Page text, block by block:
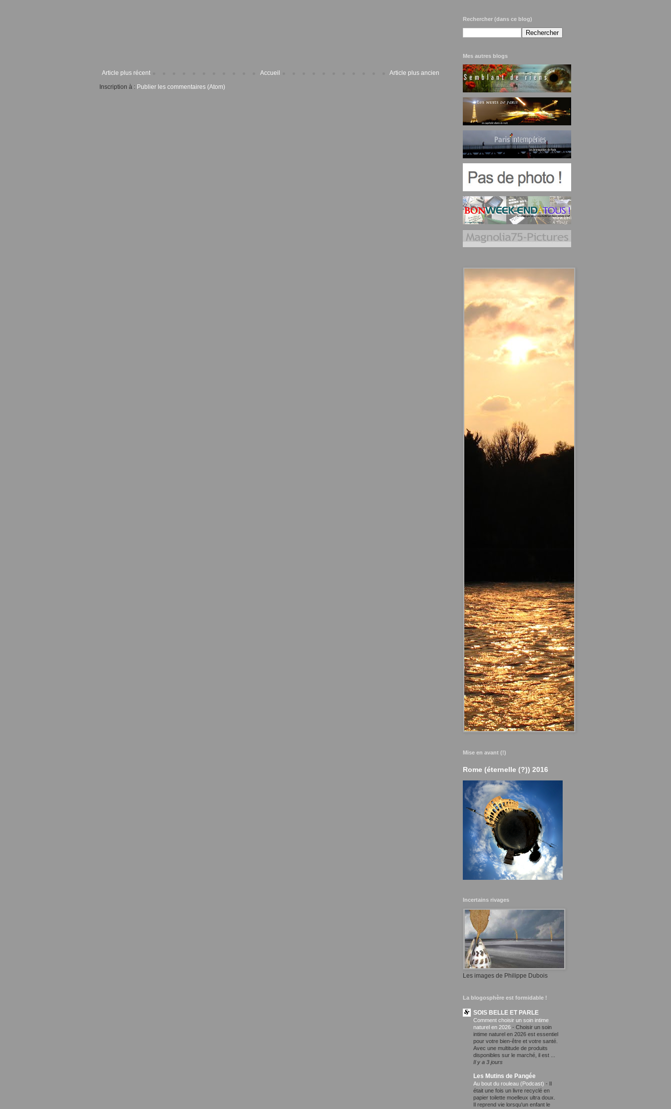
Article plus récent Article plus ancien
Accueil
Inscription à : Publier les commentaires (Atom)
Rechercher (dans ce blog)
Mes autres blogs
Mise en avant (!)
Rome (éternelle (?)) 2016
Incertains rivages
Les images de Philippe Dubois
La blogosphère est formidable !
SOIS BELLE ET PARLE
Comment choisir un soin intime
naturel en 2026 - Choisir un soin
intime naturel en 2026 est essentiel
pour votre bien-être et votre santé.
Avec une multitude de produits
disponibles sur le marché, il est ...
Il y a 3 jours
Les Mutins de Pangée
Au bout du rouleau (Podcast) - Il
était une fois un livre recyclé en
papier toilette moelleux ultra doux.
Il reprend vie lorsqu'un enfant le